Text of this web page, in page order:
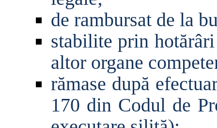
de rambursat de la
stabilite prin hotă
altor organe
rămase după
170 din Codul de